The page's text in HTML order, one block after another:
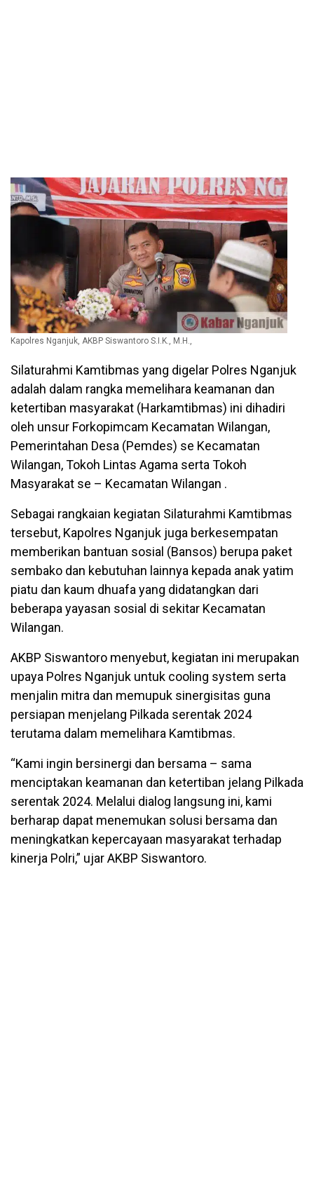
Kapolres Nganjuk, AKBP Siswantoro S.I.K., M.H.,
Silaturahmi Kamtibmas yang digelar Polres Nganjuk
adalah dalam rangka memelihara keamanan dan
ketertiban masyarakat (Harkamtibmas) ini dihadiri
oleh unsur Forkopimcam Kecamatan Wilangan,
Pemerintahan Desa (Pemdes) se Kecamatan
Wilangan, Tokoh Lintas Agama serta Tokoh
Masyarakat se – Kecamatan Wilangan .
Sebagai rangkaian kegiatan Silaturahmi Kamtibmas
tersebut, Kapolres Nganjuk juga berkesempatan
memberikan bantuan sosial (Bansos) berupa paket
sembako dan kebutuhan lainnya kepada anak yatim
piatu dan kaum dhuafa yang didatangkan dari
beberapa yayasan sosial di sekitar Kecamatan
Wilangan.
AKBP Siswantoro menyebut, kegiatan ini merupakan
upaya Polres Nganjuk untuk cooling system serta
menjalin mitra dan memupuk sinergisitas guna
persiapan menjelang Pilkada serentak 2024
terutama dalam memelihara Kamtibmas.
“Kami ingin bersinergi dan bersama – sama
menciptakan keamanan dan ketertiban jelang Pilkada
serentak 2024. Melalui dialog langsung ini, kami
berharap dapat menemukan solusi bersama dan
meningkatkan kepercayaan masyarakat terhadap
kinerja Polri,” ujar AKBP Siswantoro.